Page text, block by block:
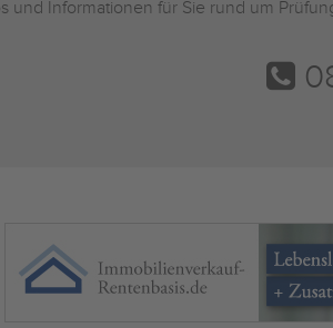
und Informationen für Sie rund um